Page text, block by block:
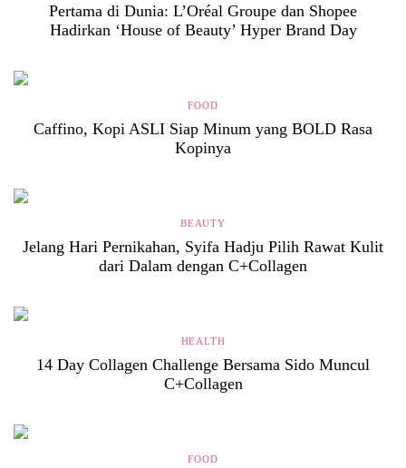
Pertama di Dunia: L’Oréal Groupe dan Shopee
Hadirkan ‘House of Beauty’ Hyper Brand Day
FOOD
Caffino, Kopi ASLI Siap Minum yang BOLD Rasa
Kopinya
BEAUTY
Jelang Hari Pernikahan, Syifa Hadju Pilih Rawat Kulit
dari Dalam dengan C+Collagen
HEALTH
14 Day Collagen Challenge Bersama Sido Muncul
C+Collagen
FOOD